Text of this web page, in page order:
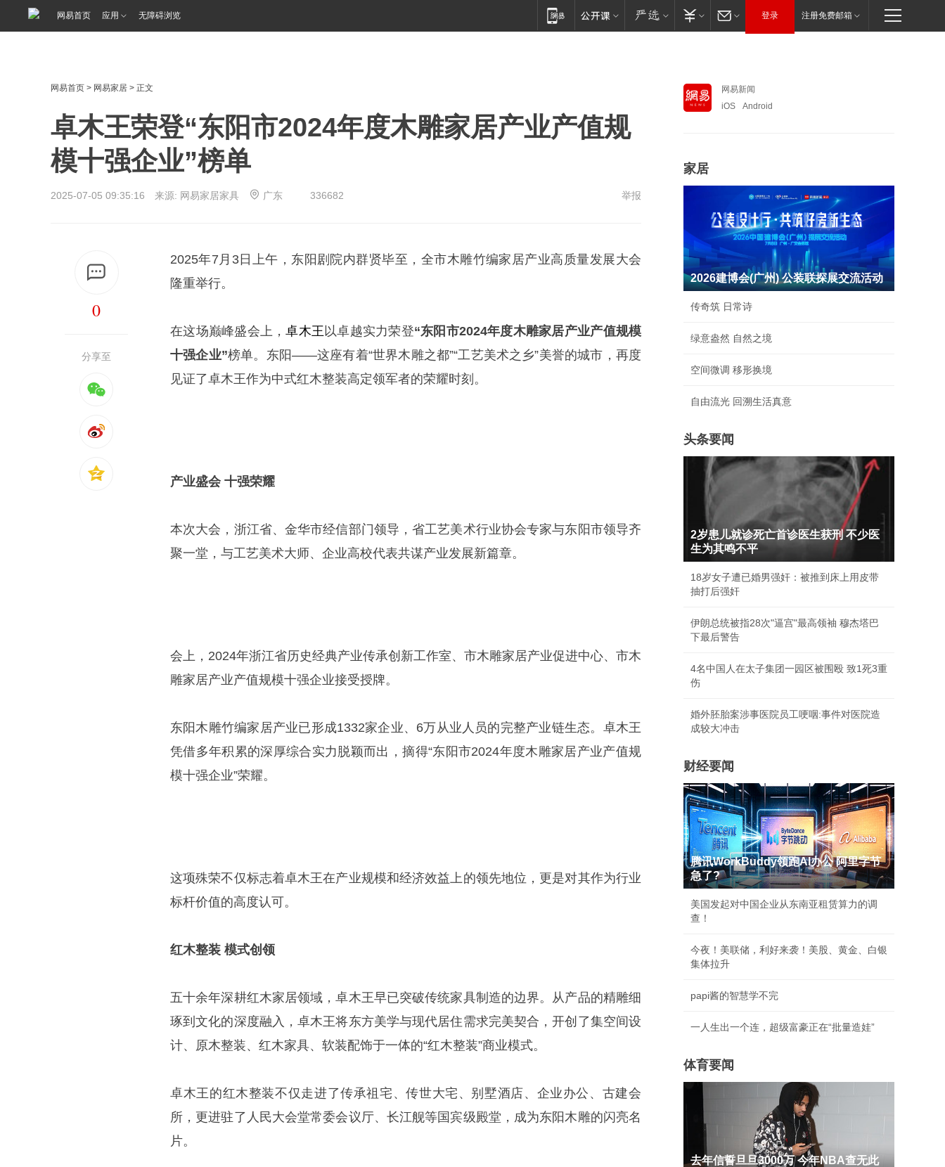
网易首页 应用 无障碍浏览 登录 注册免费邮箱
网易首页 > 网易家居 > 正文
卓木王荣登“东阳市2024年度木雕家居产业产值规
模十强企业”榜单
2025-07-05 09:35:16 来源: 网易家居家具 广东 336682 举报
0
分享至
2025年7月3日上午，东阳剧院内群贤毕至，全市木雕竹编家居产业高质量发展大会
隆重举行。
在这场巅峰盛会上，卓木王 以卓越实力荣登“东阳市2024年度木雕家居产业产值规模
十强企业”榜单。东阳——这座有着“世界木雕之都”“工艺美术之乡”美誉的城市，再度
见证了卓木王作为中式红木整装高定领军者的荣耀时刻。
产业盛会 十强荣耀
本次大会，浙江省、金华市经信部门领导，省工艺美术行业协会专家与东阳市领导齐
聚一堂，与工艺美术大师、企业高校代表共谋产业发展新篇章。
会上，2024年浙江省历史经典产业传承创新工作室、市木雕家居产业促进中心、市木
雕家居产业产值规模十强企业接受授牌。
东阳木雕竹编家居产业已形成1332家企业、6万从业人员的完整产业链生态。卓木王
凭借多年积累的深厚综合实力脱颖而出，摘得“东阳市2024年度木雕家居产业产值规
模十强企业”荣耀。
这项殊荣不仅标志着卓木王在产业规模和经济效益上的领先地位，更是对其作为行业
标杆价值的高度认可。
红木整装 模式创领
五十余年深耕红木家居领域，卓木王早已突破传统家具制造的边界。从产品的精雕细
琢到文化的深度融入，卓木王将东方美学与现代居住需求完美契合，开创了集空间设
计、原木整装、红木家具、软装配饰于一体的“红木整装”商业模式。
卓木王的红木整装不仅走进了传承祖宅、传世大宅、别墅酒店、企业办公、古建会
所，更进驻了人民大会堂常委会议厅、长江舰等国宾级殿堂，成为东阳木雕的闪亮名
片。
网易新闻
iOS
Android
家居
2026建博会(广州) 公装联探展交流活动
传奇筑 日常诗
绿意盎然 自然之境
空间微调 移形换境
自由流光 回溯生活真意
头条要闻
2岁患儿就诊死亡首诊医生获刑 不少医
生为其鸣不平
18岁女子遭已婚男强奸：被推到床上用皮带
抽打后强奸
伊朗总统被指28次"逼宫"最高领袖 穆杰塔巴
下最后警告
4名中国人在太子集团一园区被围殴 致1死3重
伤
婚外胚胎案涉事医院员工哽咽:事件对医院造
成较大冲击
财经要闻
腾讯WorkBuddy领跑AI办公 阿里字节
急了?
美国发起对中国企业从东南亚租赁算力的调
查！
今夜！美联储，利好来袭！美股、黄金、白银
集体拉升
papi酱的智慧学不完
一人生出一个连，超级富豪正在“批量造娃”
体育要闻
去年信誓旦旦3000万 今年NBA查无此